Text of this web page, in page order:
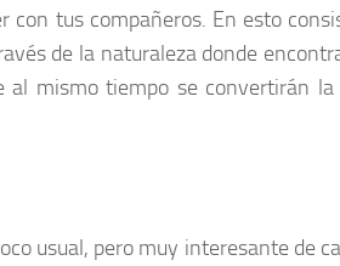
con tus compañeros. En esto
de la naturaleza donde
al mismo tiempo se convertirán la
usual, pero muy interesante de